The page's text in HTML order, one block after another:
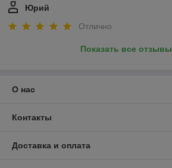
Юрий
Отлично
Показать все отзывы
О нас
Контакты
Доставка и оплата